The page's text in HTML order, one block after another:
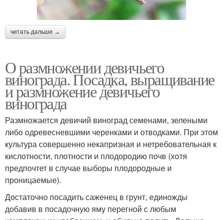
читать дальше →
О размножении девичьего
винограда. Посадка, выращивание
и размножение девичьего
винограда
Размножается девичий виноград семенами, зелеными
либо одревесневшими черенками и отводками. При этом
культура совершенно некапризная и нетребовательная к
кислотности, плотности и плодородию почв (хотя
предпочтет в случае выборы плодородные и
проницаемые).
Достаточно посадить саженец в грунт, единожды
добавив в посадочную яму перегной с любым